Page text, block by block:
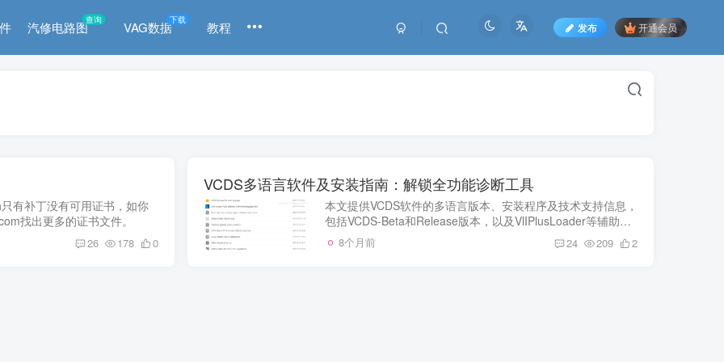
汽修电路图查询 VAG数据下载 教程 发布 开通会员
有补丁没有可用证书，如你
找出更多的证书文件。
26 178 0
VCDS多语言软件及安装指南：解锁全功能诊断工具
本文提供VCDS软件的多语言版本、安装程序及技术支持信息，
包括VCDS-Beta和Release版本，以及VlIPlusLoader等辅助工
具，帮助用户轻松切换语言并获取完整功能。
8个月前 24 209 2